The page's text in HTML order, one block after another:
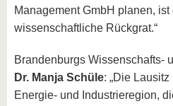
Management GmbH planen,
wissenschaftliche Rückgrat.“
Brandenburgs Wissenschafts-
Dr. Manja Schüle: „Die
Energie- und Industrieregion,